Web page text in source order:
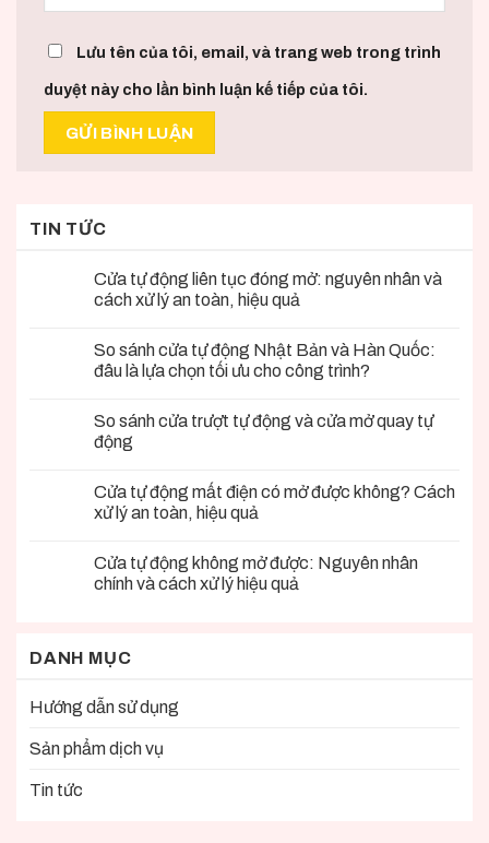
Lưu tên của tôi, email, và trang web trong trình
duyệt này cho lần bình luận kế tiếp của tôi.
TIN TỨC
Cửa tự động liên tục đóng mở: nguyên nhân và
cách xử lý an toàn, hiệu quả
So sánh cửa tự động Nhật Bản và Hàn Quốc:
đâu là lựa chọn tối ưu cho công trình?
So sánh cửa trượt tự động và cửa mở quay tự
động
Cửa tự động mất điện có mở được không? Cách
xử lý an toàn, hiệu quả
Cửa tự động không mở được: Nguyên nhân
chính và cách xử lý hiệu quả
DANH MỤC
Hướng dẫn sử dụng
Sản phẩm dịch vụ
Tin tức